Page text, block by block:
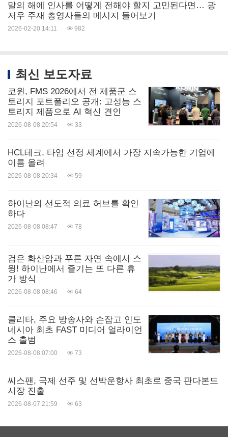
말의 해에 인사를 어떻게 전해야 할지 고민된다면… 광
저우 주재 총영사들의 메시지 들어보기
2026-02-20 14:11 982
최신 보도자료
코윈, FMS 2026에서 전 제품군 스
토리지 포트폴리오 공개: 고성능 스
토리지 제품으로 AI 혁신 견인
2026-08-08 20:54 33
HCL테크, 타임 선정 세계에서 가장 지속가능한 기업에
이름 올려
2026-08-08 20:34 59
하이난의 선도적 의료 허브를 확인
하다
2026-08-08 08:47 78
검은 화산암과 푸른 자연 속에서 스
윙! 하이난에서 즐기는 또 다른 휴
가 방식
2026-08-08 08:46 64
쿨리타, 주요 방송사와 손잡고 인도
네시아 최초 FAST 미디어 얼라이언
스 출범
2026-08-08 07:00 73
씨스팬, 국제 선주 및 선박운항사 최초로 중국 판다본드
시장 진출
2026-08-07 21:59 63